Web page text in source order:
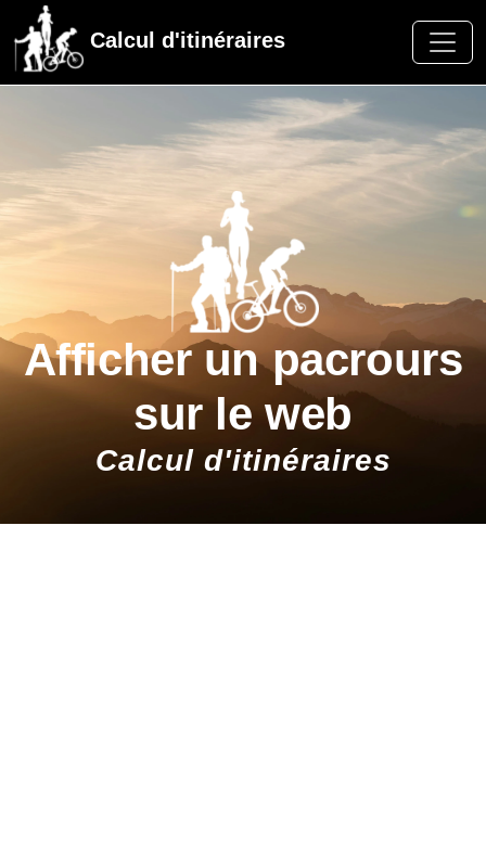
Calcul d'itinéraires
Afficher un pacrours
sur le web
Calcul d'itinéraires